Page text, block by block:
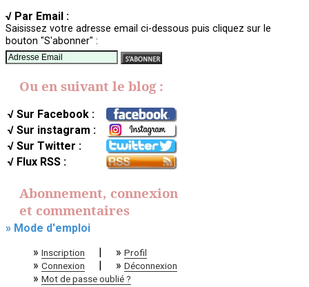
√ Par Email :
Saisissez votre adresse email ci-dessous puis cliquez sur le
bouton "S'abonner" :
Ou en suivant le blog :
√ Sur Facebook :
√ Sur instagram :
√ Sur Twitter :
√ Flux RSS :
Abonnement, connexion
et commentaires
» Mode d'emploi
» Inscription | » Profil
» Connexion | » Déconnexion
» Mot de passe oublié ?